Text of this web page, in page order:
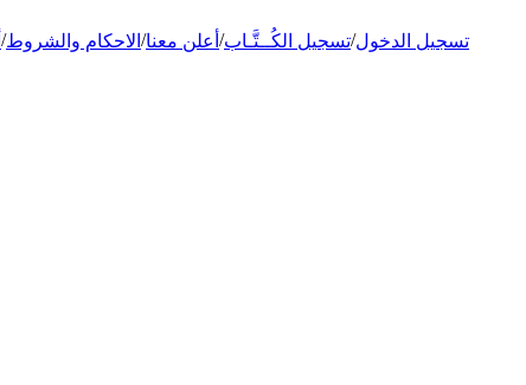
تسجيل الدخول/تسجيل الكُــتَّـاب/ أعلن معنا/ الاحكام والشروط/